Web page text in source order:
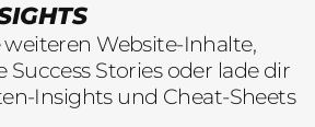
Website-Inhalte,
Success Stories oder lade dir
Insights und Cheat-Sheets